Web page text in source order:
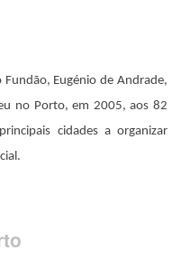
Eugénio de Andrade,
no Porto, em 2005, aos 82
cidades a organizar